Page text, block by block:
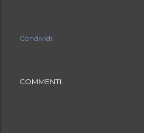
Condividi
COMMENTI